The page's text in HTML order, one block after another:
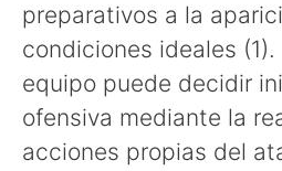
preparativos a la
condiciones ideales
equipo puede decidir
ofensiva mediante la
acciones propias del